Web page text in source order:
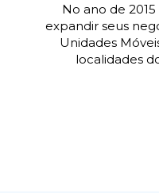
No ano de
expandir seus
Unidades
localidades